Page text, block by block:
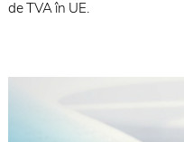
de TVA în UE.